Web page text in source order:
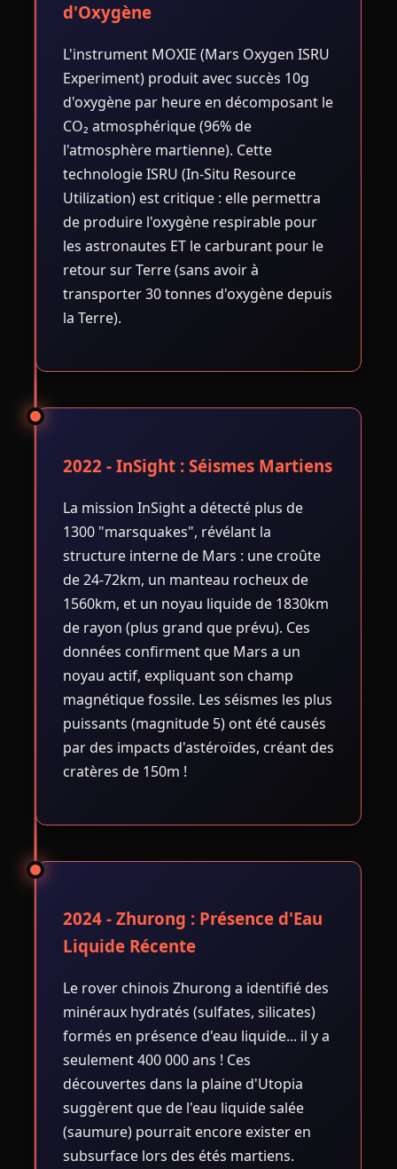
d'Oxygène
L'instrument MOXIE (Mars Oxygen ISRU
Experiment) produit avec succès 10g
d'oxygène par heure en décomposant le
CO₂ atmosphérique (96% de
l'atmosphère martienne). Cette
technologie ISRU (In-Situ Resource
Utilization) est critique : elle permettra
de produire l'oxygène respirable pour
les astronautes ET le carburant pour le
retour sur Terre (sans avoir à
transporter 30 tonnes d'oxygène depuis
la Terre).
2022 - InSight : Séismes Martiens
La mission InSight a détecté plus de
1300 "marsquakes", révélant la
structure interne de Mars : une croûte
de 24-72km, un manteau rocheux de
1560km, et un noyau liquide de 1830km
de rayon (plus grand que prévu). Ces
données confirment que Mars a un
noyau actif, expliquant son champ
magnétique fossile. Les séismes les plus
puissants (magnitude 5) ont été causés
par des impacts d'astéroïdes, créant des
cratères de 150m !
2024 - Zhurong : Présence d'Eau
Liquide Récente
Le rover chinois Zhurong a identifié des
minéraux hydratés (sulfates, silicates)
formés en présence d'eau liquide... il y a
seulement 400 000 ans ! Ces
découvertes dans la plaine d'Utopia
suggèrent que de l'eau liquide salée
(saumure) pourrait encore exister en
subsurface lors des étés martiens.